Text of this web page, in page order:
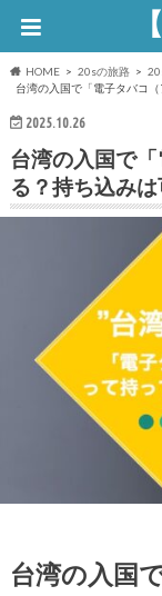
HOME 20sの旅路
台湾の入国で「電子タバコ
2025.10.26
台湾の入国で
る？持ち込み
台湾の入国